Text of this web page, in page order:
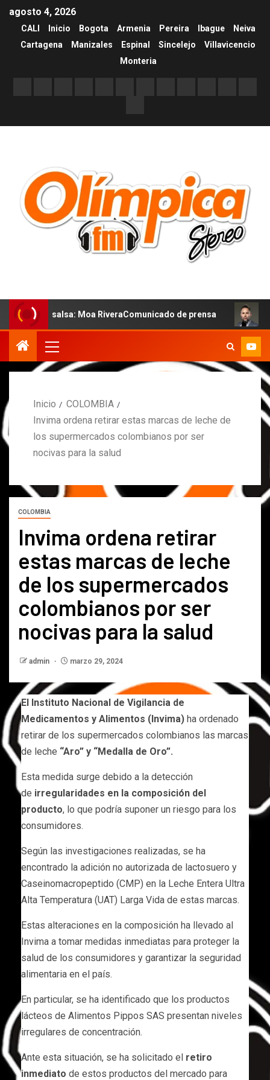
agosto 4, 2026
CALI Inicio Bogota Armenia Pereira Ibague
Neiva
Cartagena
Manizales Espinal Sincelejo
Villavicencio
Monteria
salsa: Moa RiveraComunicado de prensa MARCOS
Inicio
COLOMBIA
Invima ordena retirar estas marcas de leche de
los supermercados colombianos por ser
nocivas para la salud
COLOMBIA
Invima ordena retirar
estas marcas de leche
de los supermercados
colombianos por ser
nocivas para la salud
admin marzo 29, 2024
El Instituto Nacional de Vigilancia de
Medicamentos y Alimentos (Invima) ha ordenado
retirar de los supermercados colombianos las marcas
de leche “Aro” y “Medalla de Oro”.
Esta medida surge debido a la detección
de irregularidades en la composición del
producto, lo que podría suponer un riesgo para los
consumidores.
Según las investigaciones realizadas, se ha
encontrado la adición no autorizada de lactosuero y
Caseinomacropeptido (CMP) en la Leche Entera Ultra
Alta Temperatura (UAT) Larga Vida de estas marcas.
Estas alteraciones en la composición ha llevado al
Invima a tomar medidas inmediatas para proteger la
salud de los consumidores y garantizar la seguridad
alimentaria en el país.
En particular, se ha identificado que los productos
lácteos de Alimentos Pippos SAS presentan niveles
irregulares de concentración.
Ante esta situación, se ha solicitado el retiro
inmediato de estos productos del mercado para